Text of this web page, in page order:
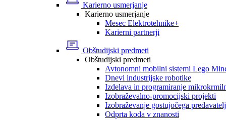
Karierno usmerjanje
Karierno usmerjanje
Mesec Elektrotehnike+
Karierni partnerji
Obštudijski predmeti
Obštudijski predmeti
Avtonomni mobilni sistemi Lego
Dnevi industrijske robotike
Izdelava in programiranje
Izobraževalno-promocijski projekti
Izobraževanje gostujočega
Odprta koda v znanosti